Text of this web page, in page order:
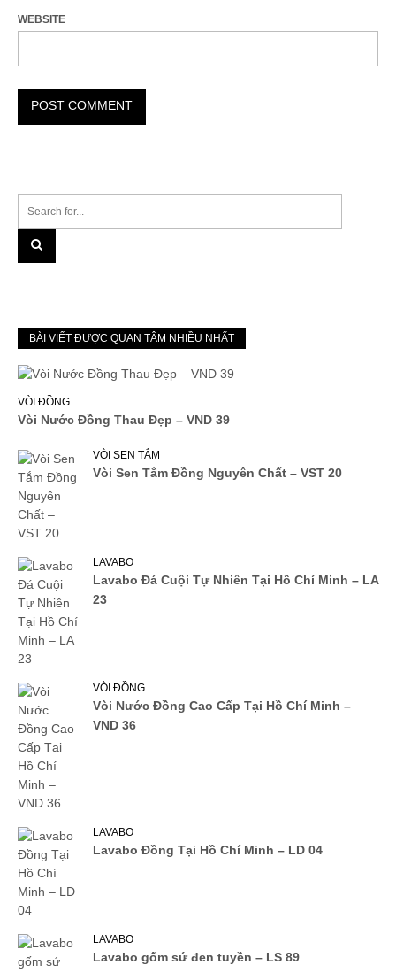
WEBSITE
BÀI VIẾT ĐƯỢC QUAN TÂM NHIỀU NHẤT
VÒI ĐỒNG
Vòi Nước Đồng Thau Đẹp – VND 39
VÒI SEN TẮM
Vòi Sen Tắm Đồng Nguyên Chất – VST 20
LAVABO
Lavabo Đá Cuội Tự Nhiên Tại Hồ Chí Minh – LA
23
VÒI ĐỒNG
Vòi Nước Đồng Cao Cấp Tại Hồ Chí Minh –
VND 36
LAVABO
Lavabo Đồng Tại Hồ Chí Minh – LD 04
LAVABO
Lavabo gốm sứ đen tuyền – LS 89